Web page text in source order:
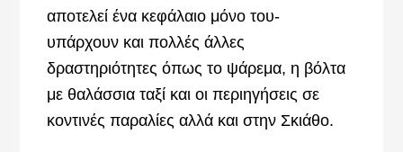
αποτελεί ένα κεφάλαιο μόνο του-
υπάρχουν και πολλές άλλες
δραστηριότητες όπως το ψάρεμα, η βόλτα
με θαλάσσια ταξί και οι περιηγήσεις σε
κοντινές παραλίες αλλά και στην Σκιάθο.